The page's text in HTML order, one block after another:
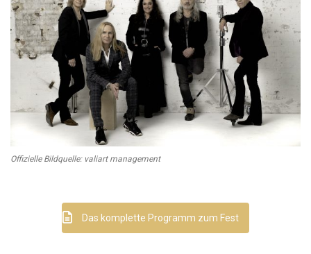
Offizielle Bildquelle: valiart management
Das komplette Programm zum Fest